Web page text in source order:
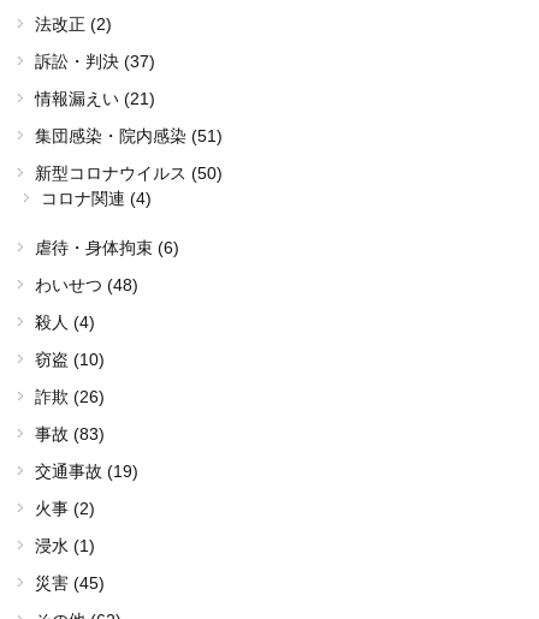
法改正 (2)
訴訟・判決 (37)
情報漏えい (21)
集団感染・院内感染 (51)
新型コロナウイルス (50)
コロナ関連 (4)
虐待・身体拘束 (6)
わいせつ (48)
殺人 (4)
窃盗 (10)
詐欺 (26)
事故 (83)
交通事故 (19)
火事 (2)
浸水 (1)
災害 (45)